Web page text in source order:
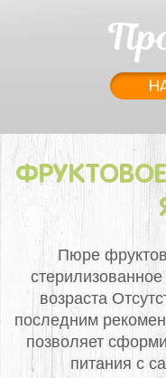
Пюре
возраста
последним
позволяет
питания с